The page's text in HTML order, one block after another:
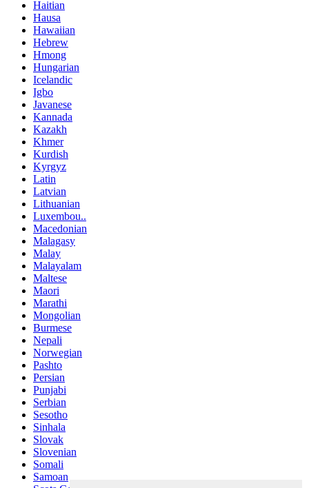
Haitian
Hausa
Hawaiian
Hebrew
Hmong
Hungarian
Icelandic
Igbo
Javanese
Kannada
Kazakh
Khmer
Kurdish
Kyrgyz
Latin
Latvian
Lithuanian
Luxembou..
Macedonian
Malagasy
Malay
Malayalam
Maltese
Maori
Marathi
Mongolian
Burmese
Nepali
Norwegian
Pashto
Persian
Punjabi
Serbian
Sesotho
Sinhala
Slovak
Slovenian
Somali
Samoan